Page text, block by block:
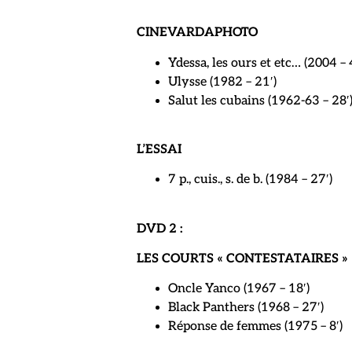
CINEVARDAPHOTO
Ydessa, les ours et etc… (2004 –
Ulysse (1982 – 21′)
Salut les cubains (1962-63 – 28′)
L’ESSAI
7 p., cuis., s. de b. (1984 – 27′)
DVD 2 :
LES COURTS « CONTESTATAIRES »
Oncle Yanco (1967 – 18′)
Black Panthers (1968 – 27′)
Réponse de femmes (1975 – 8′)